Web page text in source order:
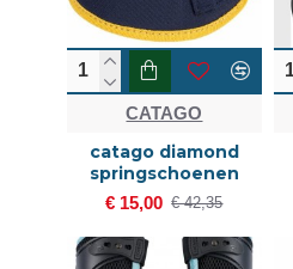
CATAGO
catago diamond
springschoenen
€ 15,00 € 42,35